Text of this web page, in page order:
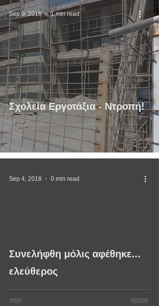
Σχολεία Εργοτάξια - Ντροπή!
Sep 9, 2018 1 min read
Συνελήφθη μόλις αφέθηκε...
ελεύθερος
Sep 4, 2018 0 min read